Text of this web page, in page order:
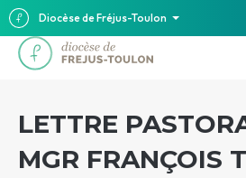
Diocèse de Fréjus-Toulon
LETTRE
MGR FRANÇOIS